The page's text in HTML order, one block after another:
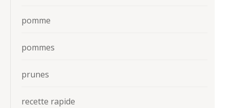
pomme
pommes
prunes
recette rapide